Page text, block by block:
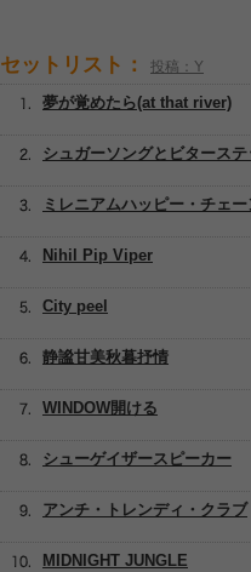
セットリスト： 投稿：Y
アンチ・トレンディ・クラブ
シュガーソングとビターステ
City peel
Nihil Pip Viper
ミレニアムハッピー・チェ
シューゲイザースピーカー
WINDOW開ける
静謐甘美秋暮抒情
夢が覚めたら(at that river)
MIDNIGHT JUNGLE